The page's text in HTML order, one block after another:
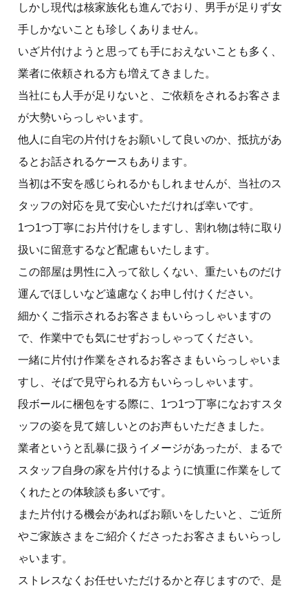
しかし現代は核家族化も進んでおり、男手が足りず女
手しかないことも珍しくありません。
いざ片付けようと思っても手におえないことも多く、
業者に依頼される方も増えてきました。
当社にも人手が足りないと、ご依頼をされるお客さま
が大勢いらっしゃいます。
他人に自宅の片付けをお願いして良いのか、抵抗があ
るとお話されるケースもあります。
当初は不安を感じられるかもしれませんが、当社のス
タッフの対応を見て安心いただければ幸いです。
1つ1つ丁寧にお片付けをしますし、割れ物は特に取り
扱いに留意するなど配慮もいたします。
この部屋は男性に入って欲しくない、重たいものだけ
運んでほしいなど遠慮なくお申し付けください。
細かくご指示されるお客さまもいらっしゃいますの
で、作業中でも気にせずおっしゃってください。
一緒に片付け作業をされるお客さまもいらっしゃいま
すし、そばで見守られる方もいらっしゃいます。
段ボールに梱包をする際に、1つ1つ丁寧になおすスタ
ッフの姿を見て嬉しいとのお声もいただきました。
業者というと乱暴に扱うイメージがあったが、まるで
スタッフ自身の家を片付けるように慎重に作業をして
くれたとの体験談も多いです。
また片付ける機会があればお願いをしたいと、ご近所
やご家族さまをご紹介くださったお客さまもいらっし
ゃいます。
ストレスなくお任せいただけるかと存じますので、是